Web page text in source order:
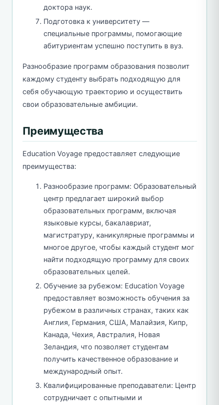
доктора наук.
Подготовка к университету —
специальные программы, помогающие
абитуриентам успешно поступить в вуз.
Разнообразие программ образования позволит
каждому студенту выбрать подходящую для
себя обучающую траекторию и осуществить
свои образовательные амбиции.
Преимущества
Education Voyage предоставляет следующие
преимущества:
Разнообразие программ: Образовательный
центр предлагает широкий выбор
образовательных программ, включая
языковые курсы, бакалавриат,
магистратуру, каникулярные программы и
многое другое, чтобы каждый студент мог
найти подходящую программу для своих
образовательных целей.
Обучение за рубежом: Education Voyage
предоставляет возможность обучения за
рубежом в различных странах, таких как
Англия, Германия, США, Малайзия, Кипр,
Канада, Чехия, Австралия, Новая
Зеландия, что позволяет студентам
получить качественное образование и
международный опыт.
Квалифицированные преподаватели: Центр
сотрудничает с опытными и